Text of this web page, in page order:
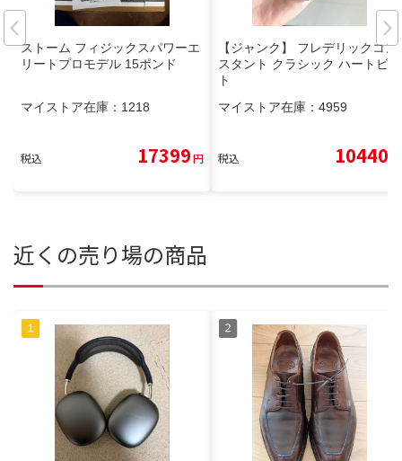
ストーム フィジックスパワーエ
リートプロモデル 15ポンド
マイストア在庫： 1218
税込 17399円
【ジャンク】 フレデリックコン
スタント クラシック ハートビー
ト
マイストア在庫： 4959
税込 10440
近くの売り場の商品